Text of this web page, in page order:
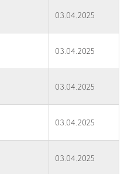
03.04.2025
03.04.2025
03.04.2025
03.04.2025
03.04.2025